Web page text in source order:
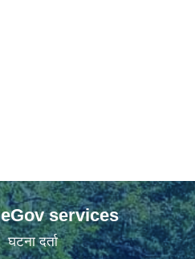
eGov services
घटना दर्ता